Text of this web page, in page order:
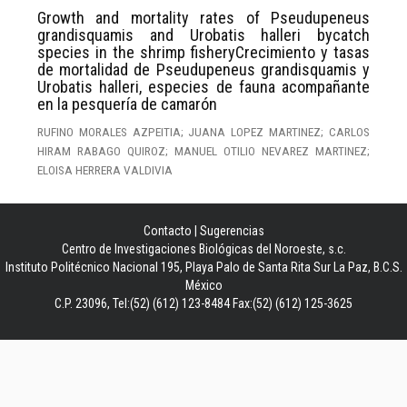
Growth and mortality rates of Pseudupeneus
grandisquamis and Urobatis halleri bycatch
species in the shrimp fisheryCrecimiento y tasas
de mortalidad de Pseudupeneus grandisquamis y
Urobatis halleri, especies de fauna acompañante
en la pesquería de camarón
RUFINO MORALES AZPEITIA; JUANA LOPEZ MARTINEZ; CARLOS
HIRAM RABAGO QUIROZ; MANUEL OTILIO NEVAREZ MARTINEZ;
ELOISA HERRERA VALDIVIA
Contacto
Sugerencias
Centro de Investigaciones Biológicas del Noroeste, s.c.
Instituto Politécnico Nacional 195, Playa Palo de Santa Rita Sur La Paz, B.C.S.
México
C.P. 23096, Tel:(52) (612) 123-8484 Fax:(52) (612) 125-3625